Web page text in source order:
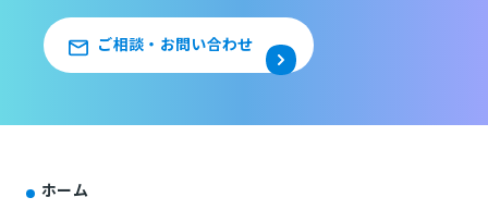
ご相談・お問い合わせ
ホーム